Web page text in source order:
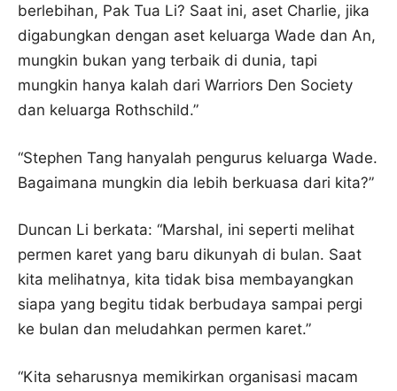
berlebihan, Pak Tua Li? Saat ini, aset Charlie, jika
digabungkan dengan aset keluarga Wade dan An,
mungkin bukan yang terbaik di dunia, tapi
mungkin hanya kalah dari Warriors Den Society
dan keluarga Rothschild.”
“Stephen Tang hanyalah pengurus keluarga Wade.
Bagaimana mungkin dia lebih berkuasa dari kita?”
Duncan Li berkata: “Marshal, ini seperti melihat
permen karet yang baru dikunyah di bulan. Saat
kita melihatnya, kita tidak bisa membayangkan
siapa yang begitu tidak berbudaya sampai pergi
ke bulan dan meludahkan permen karet.”
“Kita seharusnya memikirkan organisasi macam